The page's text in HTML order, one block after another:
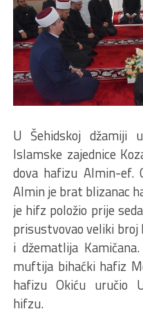
U Šehidskoj džamiji
Islamske zajednice
dova hafizu Almin-ef.
Almin je brat blizanac
je hifz položio prije
prisustvovao veliki
i džematlija
muftija bihaćki hafiz
hafizu Okiću uručio
hifzu.